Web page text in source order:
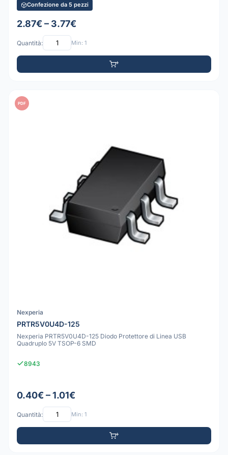
Confezione da 5 pezzi
2.87€ – 3.77€
Quantità: Min: 1
PDF
Nexperia
PRTR5V0U4D-125
Nexperia PRTR5V0U4D-125 Diodo Protettore di Linea USB
Quadruplo 5V TSOP-6 SMD
8943
0.40€ – 1.01€
Quantità: Min: 1